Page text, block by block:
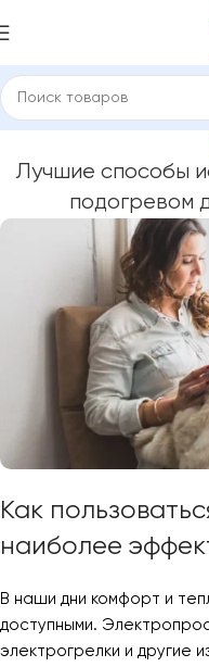
Лучшие способы
подогревом
Как
наиболее
В наши дни комфорт и
доступными.
электрогрелки и другие